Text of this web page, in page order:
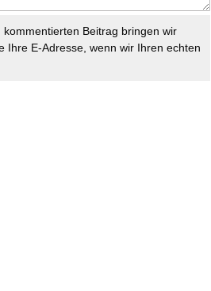
Beitrag bringen wir
Ihre E-Adresse, wenn wir Ihren echten